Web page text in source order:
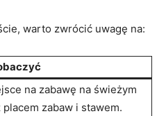
warto⁣ zwrócić uwagę na:
na zabawę ​na świeżym
zabaw i stawem.